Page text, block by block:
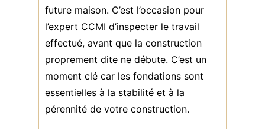
future maison. C’est l’occasion pour
l’expert CCMI d’inspecter le travail
effectué, avant que la construction
proprement dite ne débute. C’est un
moment clé car les fondations sont
essentielles à la stabilité et à la
pérennité de votre construction.